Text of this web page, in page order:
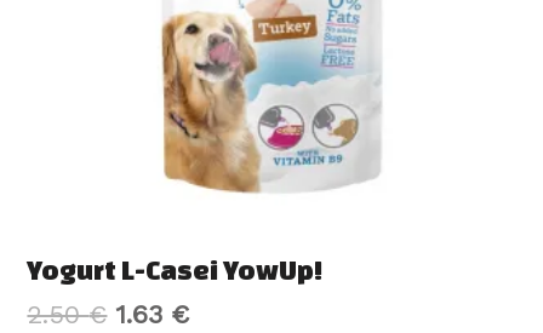
Yogurt L-Casei YowUp!
2.50€ 1.63 €